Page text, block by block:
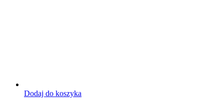
Dodaj do koszyka